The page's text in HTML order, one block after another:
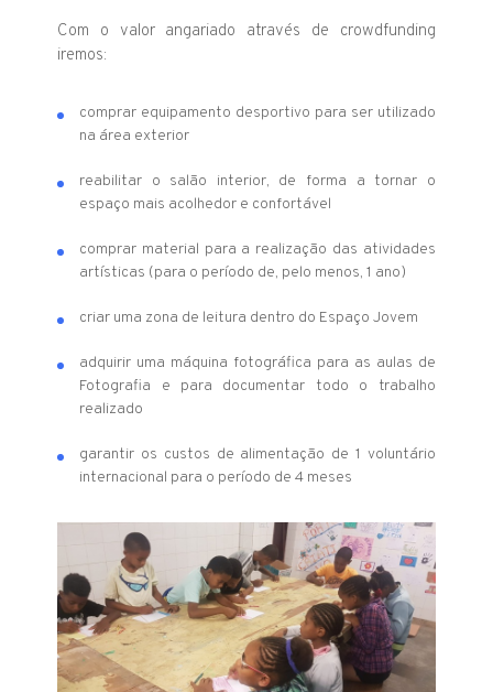
Com o valor angariado através de crowdfunding
iremos:
comprar equipamento desportivo para ser utilizado
na área exterior
reabilitar o salão interior, de forma a tornar o
espaço mais acolhedor e confortável
comprar material para a realização das atividades
artísticas (para o período de, pelo menos, 1 ano)
criar uma zona de leitura dentro do Espaço Jovem
adquirir uma máquina fotográfica para as aulas de
Fotografia e para documentar todo o trabalho
realizado
garantir os custos de alimentação de 1 voluntário
internacional para o período de 4 meses